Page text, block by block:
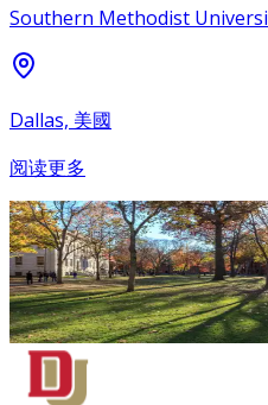
Southern Methodist
Dallas, 美國
阅读更多